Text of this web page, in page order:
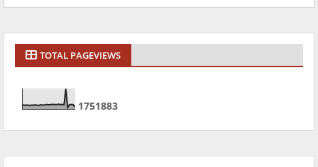
TOTAL PAGEVIEWS
1751883